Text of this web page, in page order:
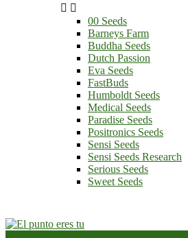
 
00 Seeds
Barneys Farm
Buddha Seeds
Dutch Passion
Eva Seeds
FastBuds
Humboldt Seeds
Medical Seeds
Paradise Seeds
Positronics Seeds
Sensi Seeds
Sensi Seeds Research
Serious Seeds
Sweet Seeds